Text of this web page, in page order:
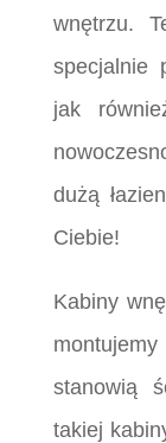
wnętrzu.
specjalnie
jak
dużą
Ciebie!
Kabiny
stanowią
takiej